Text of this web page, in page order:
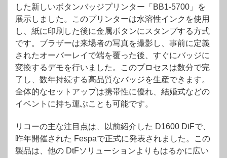
した新しいボタンバッジプリンター「BB1-5700」を
展示しました。このプリンターは水溶性インクを使用
し、紙に印刷した後に金属ボタンにスタンプする方式
です。ブラザーは来場者の写真を撮影し、事前に定義
されたオーバーレイで端を覆った後、すぐにバッジに
変換するデモを行いました。このプロセスは数分で完
了し、数年持続する高品質なバッジを生産できます。
全体的なセットアップは携帯性に優れ、結婚式などの
イベントに持ち運ぶことも可能です。
リコーの主な注目点は、以前紹介した D1600 DtFで、
昨年開催された Fespaで正式に発表されました。この
製品は、他の DtFソリューションよりもはるかに広い